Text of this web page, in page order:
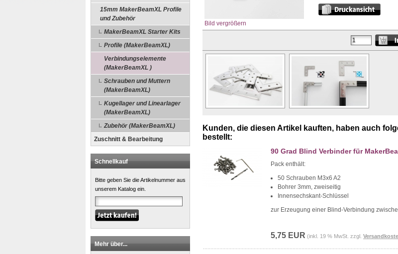
15mm MakerBeamXL Profile
und Zubehör
MakerBeamXL Starter Kits
Profile (MakerBeamXL)
Verbindungselemente
(MakerBeamXL )
Schrauben und Muttern
(MakerBeamXL)
Kugellager und Linearlager
(MakerBeamXL)
Zubehör (MakerBeamXL)
Zuschnitt & Bearbeitung
Schnellkauf
Bitte geben Sie die Artikelnummer aus
unserem Katalog ein.
Mehr über...
Bild vergrößern
Kunden, die diesen Artikel kauften, haben auch
bestellt:
90 Grad Blind Verbinder für
Pack enthält:
50 Schrauben M3x6 A2
Bohrer 3mm, zweiseitig
Innensechskant-Schlüssel
zur Erzeugung einer Blind-Verbindung
5,75 EUR (inkl. 19 % MwSt. zzgl.